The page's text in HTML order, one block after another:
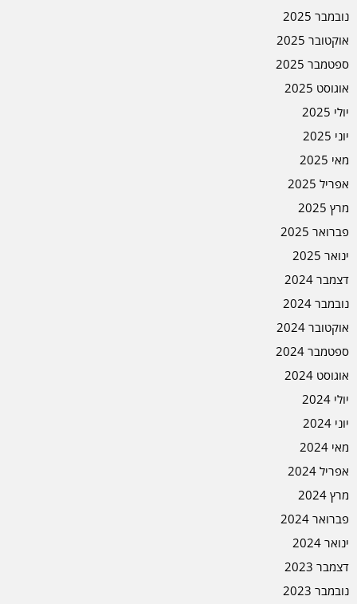
נובמבר 2025
אוקטובר 2025
ספטמבר 2025
אוגוסט 2025
יולי 2025
יוני 2025
מאי 2025
אפריל 2025
מרץ 2025
פברואר 2025
ינואר 2025
דצמבר 2024
נובמבר 2024
אוקטובר 2024
ספטמבר 2024
אוגוסט 2024
יולי 2024
יוני 2024
מאי 2024
אפריל 2024
מרץ 2024
פברואר 2024
ינואר 2024
דצמבר 2023
נובמבר 2023